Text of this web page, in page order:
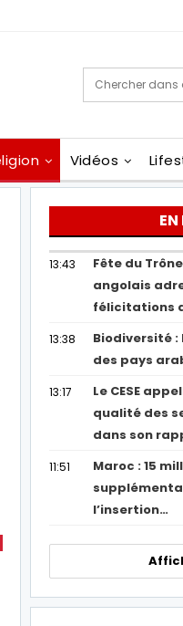
Vidéos
13:43
Fête du
angolais
félicitations
13:38
Biodiversité :
des pays
13:17
Le CESE
qualité des
dans son
11:51
Maroc : 15
l’insertion…